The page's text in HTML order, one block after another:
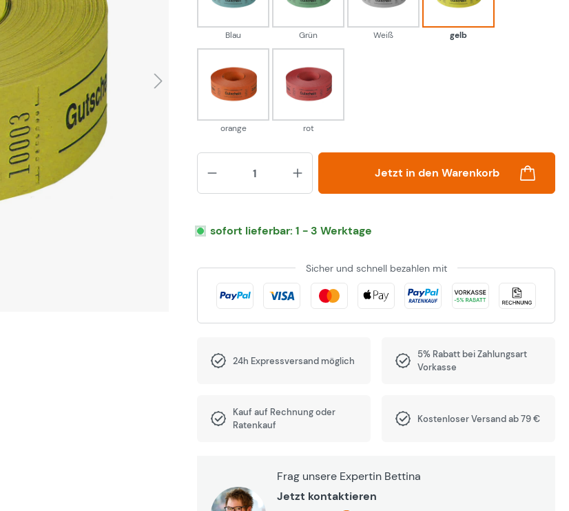
Blau Grün Weiß gelb
orange
orange
rot
rot
Produkt Anzahl: Gib den
Jetzt in den Warenkorb
sofort lieferbar: 1 - 3 Werktage
Sicher und schnell bezahlen mit
24h Expressversand möglich
5% Rabatt bei Zahlungsart
Vorkasse
Kauf auf Rechnung oder
Ratenkauf
Kostenloser Versand ab 79 €
Frag unsere Expertin Bettina
Jetzt kontaktieren